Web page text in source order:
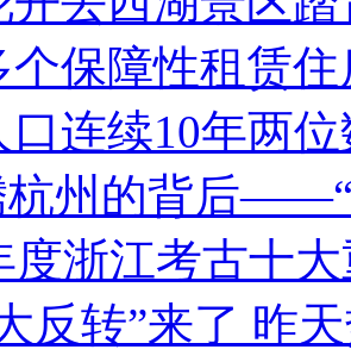
个保障性租赁
口连续10年两
杭州的背后
度浙江考古十
反转”来了 昨